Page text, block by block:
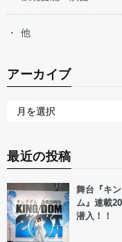
他
アーカイブ
最近の投稿
舞台『キ
ム』連載
潜入！！